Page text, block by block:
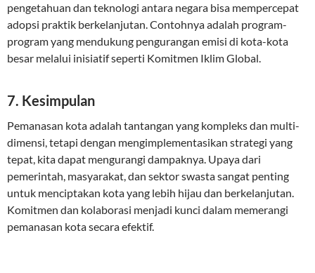
pengetahuan dan teknologi antara negara bisa mempercepat
adopsi praktik berkelanjutan. Contohnya adalah program-
program yang mendukung pengurangan emisi di kota-kota
besar melalui inisiatif seperti Komitmen Iklim Global.
7. Kesimpulan
Pemanasan kota adalah tantangan yang kompleks dan multi-
dimensi, tetapi dengan mengimplementasikan strategi yang
tepat, kita dapat mengurangi dampaknya. Upaya dari
pemerintah, masyarakat, dan sektor swasta sangat penting
untuk menciptakan kota yang lebih hijau dan berkelanjutan.
Komitmen dan kolaborasi menjadi kunci dalam memerangi
pemanasan kota secara efektif.